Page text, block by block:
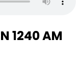
1240 AM